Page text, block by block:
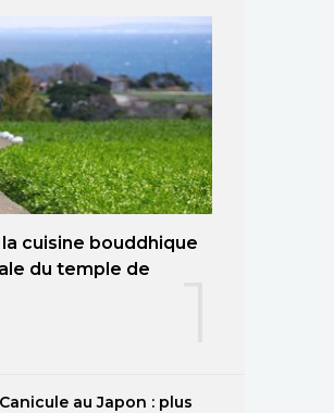
la cuisine bouddhique
du temple de
Canicule au Japon : plus